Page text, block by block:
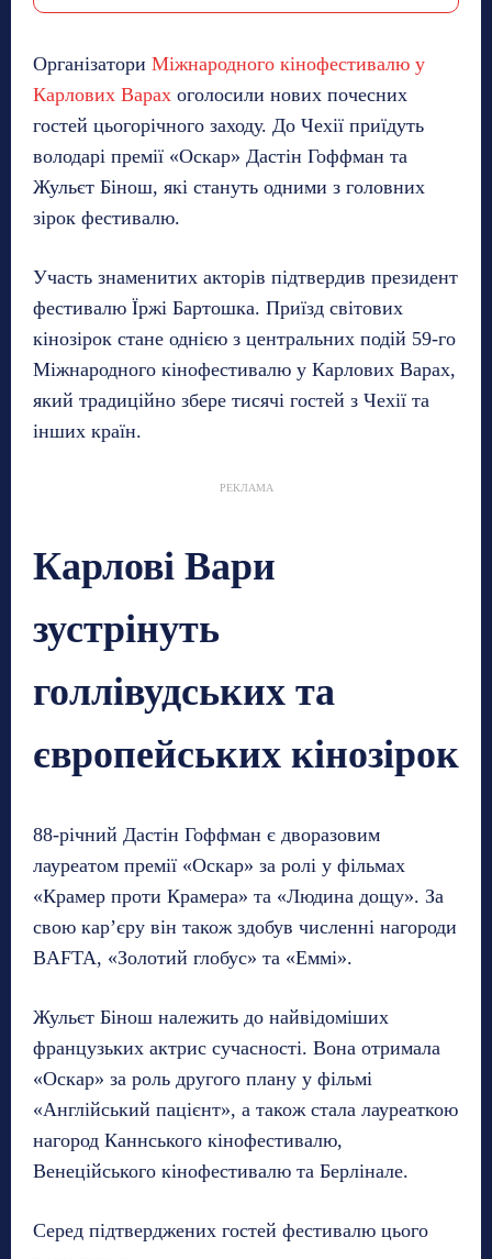
Організатори Міжнародного кінофестивалю у
Карлових Варах оголосили нових почесних
гостей цьогорічного заходу. До Чехії приїдуть
володарі премії «Оскар» Дастін Гоффман та
Жульєт Бінош, які стануть одними з головних
зірок фестивалю.
Участь знаменитих акторів підтвердив президент
фестивалю Їржі Бартошка. Приїзд світових
кінозірок стане однією з центральних подій 59-го
Міжнародного кінофестивалю у Карлових Варах,
який традиційно збере тисячі гостей з Чехії та
інших країн.
РЕКЛАМА
Карлові Вари
зустрінуть
голлівудських та
європейських кінозірок
88-річний Дастін Гоффман є дворазовим
лауреатом премії «Оскар» за ролі у фільмах
«Крамер проти Крамера» та «Людина дощу». За
свою кар’єру він також здобув численні нагороди
BAFTA, «Золотий глобус» та «Еммі».
Жульєт Бінош належить до найвідоміших
французьких актрис сучасності. Вона отримала
«Оскар» за роль другого плану у фільмі
«Англійський пацієнт», а також стала лауреаткою
нагород Каннського кінофестивалю,
Венеційського кінофестивалю та Берлінале.
Серед підтверджених гостей фестивалю цього